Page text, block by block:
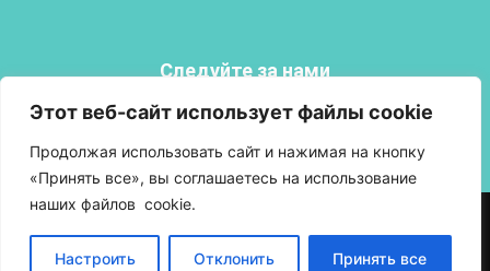
Этот веб-сайт использует файлы cookie
Продолжая использовать сайт и нажимая на кнопку
«Принять все», вы соглашаетесь на использование
наших файлов cookie.
Настроить Отклонить Принять все
Следуйте за нами
АВТОРСКИЕ ПРАВА
РЕКЛАМА
ВХОД